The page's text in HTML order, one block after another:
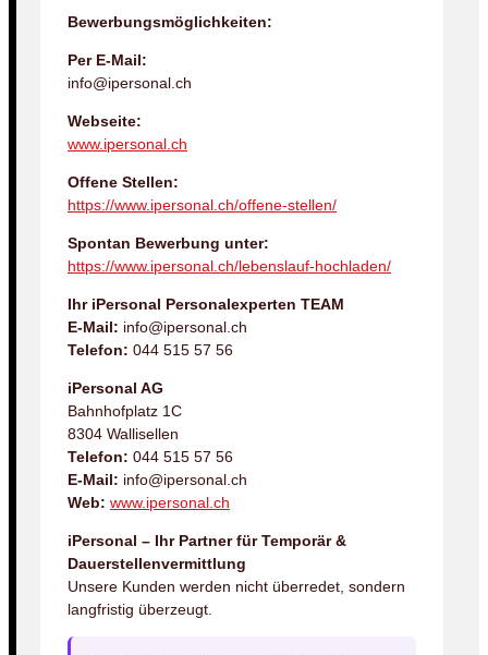
Bewerbungsmöglichkeiten:
Per E-Mail:
info@ipersonal.ch
Webseite:
www.ipersonal.ch
Offene Stellen:
https://www.ipersonal.ch/offene-stellen/
Spontan Bewerbung unter:
https://www.ipersonal.ch/lebenslauf-hochladen/
Ihr iPersonal Personalexperten TEAM
E-Mail: info@ipersonal.ch
Telefon: 044 515 57 56
iPersonal AG
Bahnhofplatz 1C
8304 Wallisellen
Telefon: 044 515 57 56
E-Mail: info@ipersonal.ch
Web: www.ipersonal.ch
iPersonal – Ihr Partner für Temporär &
Dauerstellenvermittlung
Unsere Kunden werden nicht überredet, sondern
langfristig überzeugt.